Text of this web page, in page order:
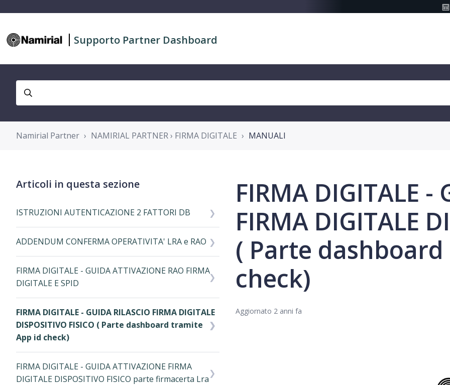
Supporto Partner Dashboard
Namirial Partner NAMIRIAL PARTNER › FIRMA DIGITALE MANUALI
Articoli in questa sezione
ISTRUZIONI AUTENTICAZIONE 2 FATTORI DB
ADDENDUM CONFERMA OPERATIVITA' LRA e RAO
FIRMA DIGITALE - GUIDA ATTIVAZIONE RAO FIRMA
DIGITALE E SPID
FIRMA DIGITALE - GUIDA RILASCIO FIRMA DIGITALE
DISPOSITIVO FISICO ( Parte dashboard tramite
App id check)
FIRMA DIGITALE - GUIDA ATTIVAZIONE FIRMA
DIGITALE DISPOSITIVO FISICO parte firmacerta Lra
FIRMA DIGITALE -
FIRMA DIGITALE
( Parte
check)
Aggiornato 2 anni fa